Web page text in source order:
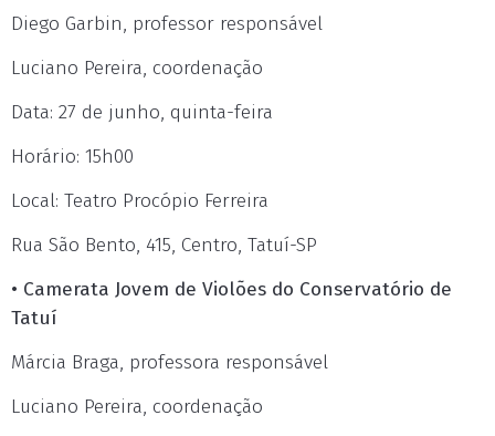
Diego Garbin, professor responsável
Luciano Pereira, coordenação
Data: 27 de junho, quinta-feira
Horário: 15h00
Local: Teatro Procópio Ferreira
Rua São Bento, 415, Centro, Tatuí-SP
• Camerata Jovem de Violões do Conservatório de
Tatuí
Márcia Braga, professora responsável
Luciano Pereira, coordenação